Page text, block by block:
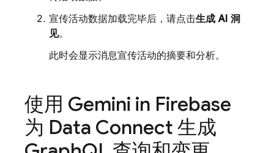
宣传活动数据加载完毕后，请点击生成 AI 洞
见。
此时会显示消息宣传活动的摘要和分析。
使用 Gemini in Firebase
为 Data Connect 生成